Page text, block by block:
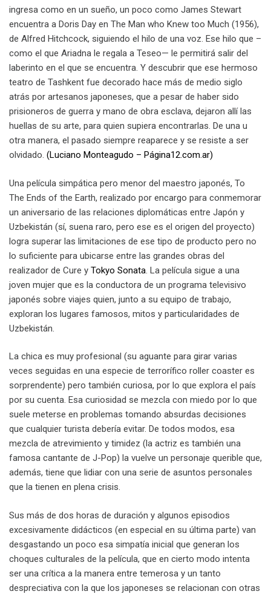
ingresa como en un sueño, un poco como James Stewart
encuentra a Doris Day en The Man who Knew too Much (1956),
de Alfred Hitchcock, siguiendo el hilo de una voz. Ese hilo que –
como el que Ariadna le regala a Teseo— le permitirá salir del
laberinto en el que se encuentra. Y descubrir que ese hermoso
teatro de Tashkent fue decorado hace más de medio siglo
atrás por artesanos japoneses, que a pesar de haber sido
prisioneros de guerra y mano de obra esclava, dejaron allí las
huellas de su arte, para quien supiera encontrarlas. De una u
otra manera, el pasado siempre reaparece y se resiste a ser
olvidado. (Luciano Monteagudo – Página12.com.ar)
Una película simpática pero menor del maestro japonés, To
The Ends of the Earth, realizado por encargo para conmemorar
un aniversario de las relaciones diplomáticas entre Japón y
Uzbekistán (sí, suena raro, pero ese es el origen del proyecto)
logra superar las limitaciones de ese tipo de producto pero no
lo suficiente para ubicarse entre las grandes obras del
realizador de Cure y Tokyo Sonata . La película sigue a una
joven mujer que es la conductora de un programa televisivo
japonés sobre viajes quien, junto a su equipo de trabajo,
exploran los lugares famosos, mitos y particularidades de
Uzbekistán.
La chica es muy profesional (su aguante para girar varias
veces seguidas en una especie de terrorífico roller coaster es
sorprendente) pero también curiosa, por lo que explora el país
por su cuenta. Esa curiosidad se mezcla con miedo por lo que
suele meterse en problemas tomando absurdas decisiones
que cualquier turista debería evitar. De todos modos, esa
mezcla de atrevimiento y timidez (la actriz es también una
famosa cantante de J-Pop) la vuelve un personaje querible que,
además, tiene que lidiar con una serie de asuntos personales
que la tienen en plena crisis.
Sus más de dos horas de duración y algunos episodios
excesivamente didácticos (en especial en su última parte) van
desgastando un poco esa simpatía inicial que generan los
choques culturales de la película, que en cierto modo intenta
ser una crítica a la manera entre temerosa y un tanto
despreciativa con la que los japoneses se relacionan con otras